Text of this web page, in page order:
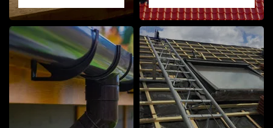
Isolation de toiture
40
Peinture sur tuile
40